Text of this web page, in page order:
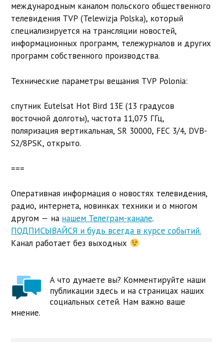
международным каналом польского общественного
телевидения TVP (Telewizja Polska), который
специализируется на трансляции новостей,
информационных программ, тележурналов и других
программ собственного производства.
Технические параметры вещания TVP Polonia:
спутник Eutelsat Hot Bird 13E (13 градусов
восточной долготы), частота 11,075 ГГц,
поляризация вертикальная, SR 30000, FEC 3/4, DVB-
S2/8PSK, открыто.
===
Оперативная информация о новостях телевидения,
радио, интернета, новинках техники и о многом
другом — на нашем Телеграм-канале.
ПОДПИСЫВАЙСЯ и будь всегда в курсе событий.
Канал работает без выходных
А что думаете вы? Комментируйте наши
публикации здесь и на страницах наших
социальных сетей. Нам важно ваше
мнение.